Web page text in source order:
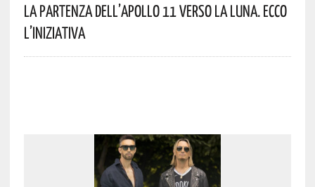
La Partenza Dell’Apollo 11 Verso La Luna. Ecco
L’iniziativa